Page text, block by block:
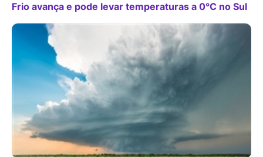
Frio avança e pode levar temperaturas a 0°C no Sul